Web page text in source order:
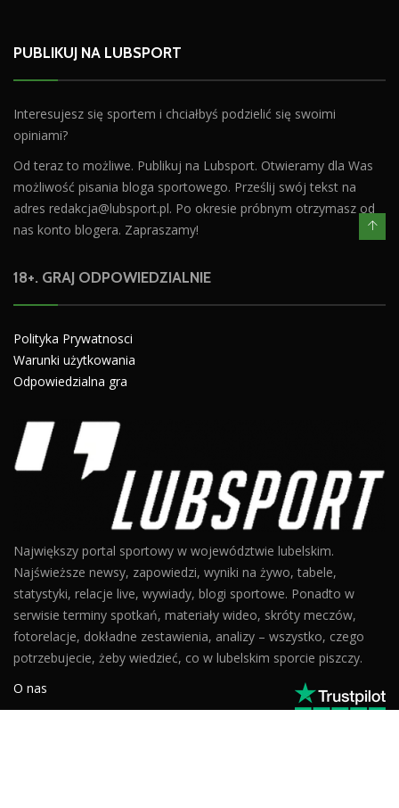
PUBLIKUJ NA LUBSPORT
Interesujesz się sportem i chciałbyś podzielić się swoimi
opiniami?
Od teraz to możliwe. Publikuj na Lubsport. Otwieramy dla Was
możliwość pisania bloga sportowego. Prześlij swój tekst na
adres redakcja@lubsport.pl. Po okresie próbnym otrzymasz od
nas konto blogera. Zapraszamy!
18+. GRAJ ODPOWIEDZIALNIE
Polityka Prywatnosci
Warunki użytkowania
Odpowiedzialna gra
Największy portal sportowy w województwie lubelskim.
Najświeższe newsy, zapowiedzi, wyniki na żywo, tabele,
statystyki, relacje live, wywiady, blogi sportowe. Ponadto w
serwisie terminy spotkań, materiały wideo, skróty meczów,
fotorelacje, dokładne zestawienia, analizy – wszystko, czego
potrzebujecie, żeby wiedzieć, co w lubelskim sporcie piszczy.
O nas